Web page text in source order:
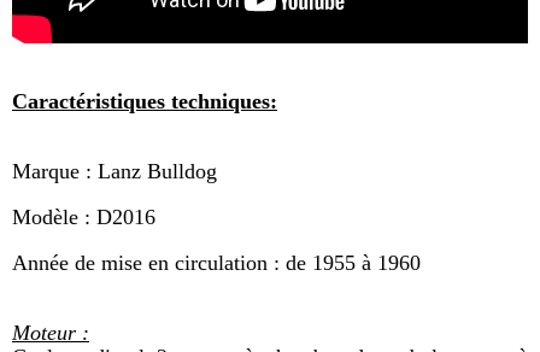
Caractéristiques techniques:
Marque : Lanz Bulldog
Modèle : D2016
Année de mise en circulation : de 1955 à 1960
Moteur :